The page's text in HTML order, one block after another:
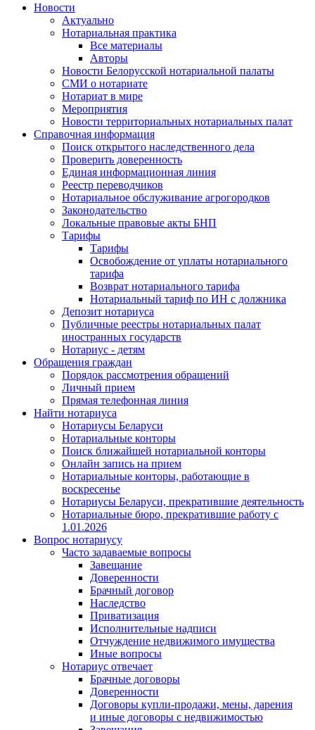
Новости
Актуально
Нотариальная практика
Все материалы
Авторы
Новости Белорусской нотариальной палаты
СМИ о нотариате
Нотариат в мире
Мероприятия
Новости территориальных нотариальных палат
Справочная информация
Поиск открытого наследственного дела
Проверить доверенность
Единая информационная линия
Реестр переводчиков
Нотариальное обслуживание агрогородков
Законодательство
Локальные правовые акты БНП
Тарифы
Тарифы
Освобождение от уплаты нотариального
тарифа
Возврат нотариального тарифа
Нотариальный тариф по ИН с должника
Депозит нотариуса
Публичные реестры нотариальных палат
иностранных государств
Нотариус - детям
Обращения граждан
Порядок рассмотрения обращений
Личный прием
Прямая телефонная линия
Найти нотариуса
Нотариусы Беларуси
Нотариальные конторы
Поиск ближайшей нотариальной конторы
Онлайн запись на прием
Нотариальные конторы, работающие в
воскресенье
Нотариусы Беларуси, прекратившие деятельность
Нотариальные бюро, прекратившие работу с
1.01.2026
Вопрос нотариусу
Часто задаваемые вопросы
Завещание
Доверенности
Брачный договор
Наследство
Приватизация
Исполнительные надписи
Отчуждение недвижимого имущества
Иные вопросы
Нотариус отвечает
Брачные договоры
Доверенности
Договоры купли-продажи, мены, дарения
и иные договоры с недвижимостью